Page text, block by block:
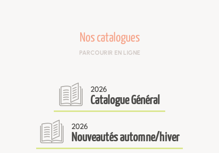
Nos catalogues
PARCOURIR EN LIGNE
2026
Catalogue Général
2026
Nouveautés automne/hiver